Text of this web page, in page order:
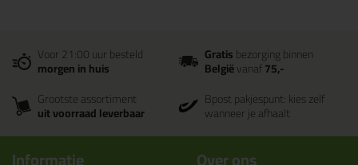
Voor 21:00 uur besteld
morgen in huis
Gratisbezorging binnen
Belgiëvanaf75,-
Grootste assortiment
uit voorraad leverbaar
Bpost pakjespunt: kies zelf
wanneer je afhaalt